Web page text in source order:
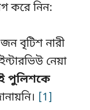
করে নিন:
বৃটিশ নারী
নেয়া
পুলিশকে
[1]